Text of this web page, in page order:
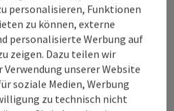
Mühlviertel
personalisieren, Funktionen
zu können, externe
personalisierte Werbung auf
zeigen. Dazu teilen wir
unserer Website
soziale Medien, Werbung
zu technisch nicht